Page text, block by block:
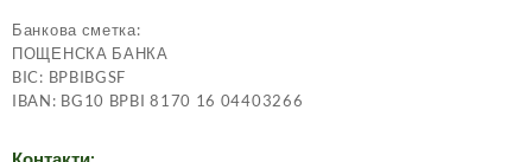
Банкова сметка:
ПОЩЕНСКА БАНКА
BIC: BPBIBGSF
IBAN: BG10 BPBI 8170 16 04403266